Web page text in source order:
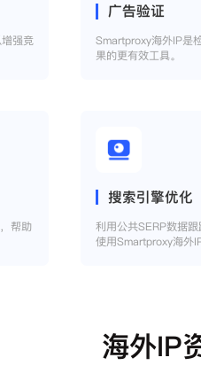
强竞
广告验证
Smartproxy海外IP是
果的更有效工具。
帮助
搜索引擎优化
利用公共SERP数据跟
使用Smartproxy海外
海外IP